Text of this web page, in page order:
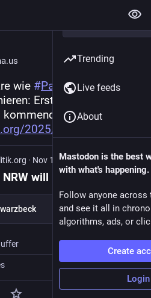
wie #Palantir mit Daten
Erst in Hamburg, am
Donnerstag
2025/polizeige
· Nov 11, 2025
Auch NRW will mit deinen Daten Überwachungs-Software füttern
Trending
Live feeds
About
Mastodon is the best
with what's happening.
Follow anyone across
and see it all in
algorithms, ads, or
Create
Login